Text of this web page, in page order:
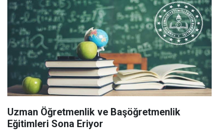
Uzman Öğretmenlik ve Başöğretmenlik
Eğitimleri Sona Eriyor